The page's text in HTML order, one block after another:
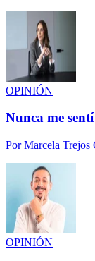
OPINIÓN
Nunca me
PorMarcela Trejos
OPINIÓN